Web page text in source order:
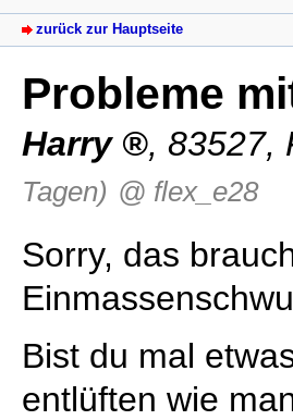
zurück zur Hauptseite
Probleme
Harry , 83527,
Tagen) @ flex_e28
Sorry, das
Bist du mal
entlüften wie